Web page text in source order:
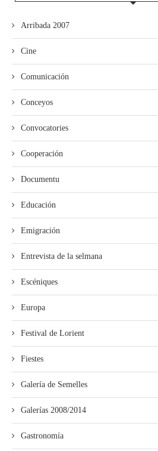
Arribada 2007
Cine
Comunicación
Conceyos
Convocatories
Cooperación
Documentu
Educación
Emigración
Entrevista de la selmana
Escéniques
Europa
Festival de Lorient
Fiestes
Galería de Semelles
Galerías 2008/2014
Gastronomía